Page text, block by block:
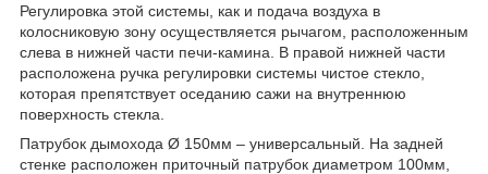
Регулировка этой системы, как и подача воздуха в
колосниковую зону осуществляется рычагом, расположенным
слева в нижней части печи-камина. В правой нижней части
расположена ручка регулировки системы чистое стекло,
которая препятствует оседанию сажи на внутреннюю
поверхность стекла.
Патрубок дымохода Ø 150мм – универсальный. На задней
стенке расположен приточный патрубок диаметром 100мм,